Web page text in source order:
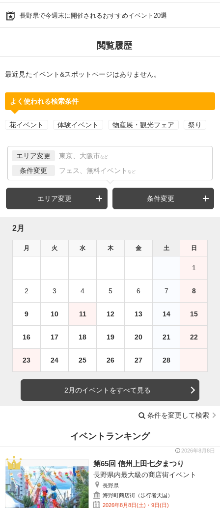
長野県で今週末に開催されるおすすめイベント20選
閲覧履歴
最近見たイベント&スポットページはありません。
よく使われる検索条件
花イベント 体験イベント 物産展・観光フェア 祭り
エリア変更 東京、大阪市 など
条件変更 フェス、無料イベント など
エリア変更 条件変更
2月
月 火 水 木 金 土 日
1
2 3 4 5 6 7 8
9 10 11 12 13 14 15
16 17 18 19 20 21 22
23 24 25 26 27 28
2月のイベントをすべて見る
条件を変更して検索
イベントランキング
2026年8月8日
第65回 信州上田七夕まつり
長野県内最大級の商店街イベント
長野県
海野町商店街（歩行者天国）
2026年8月8日(土)・9日(日)